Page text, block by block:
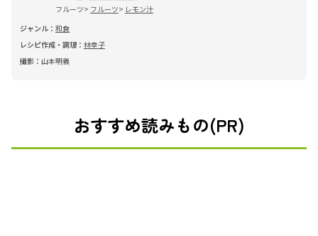
フルーツ
フルーツ
レモン汁
ジャンル： 和食
レシピ作成・調理： 林幸子
撮影： 山本明義
おすすめ読みもの(PR)